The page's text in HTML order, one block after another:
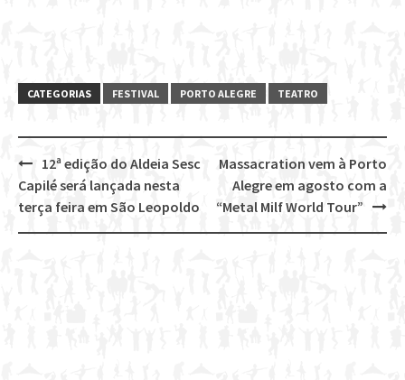
CATEGORIAS FESTIVAL PORTO ALEGRE TEATRO
Post
navigation
Massacration vem à Porto
Alegre em agosto com a
“Metal Milf World Tour”
12ª edição do Aldeia Sesc
Capilé será lançada nesta
terça feira em São Leopoldo